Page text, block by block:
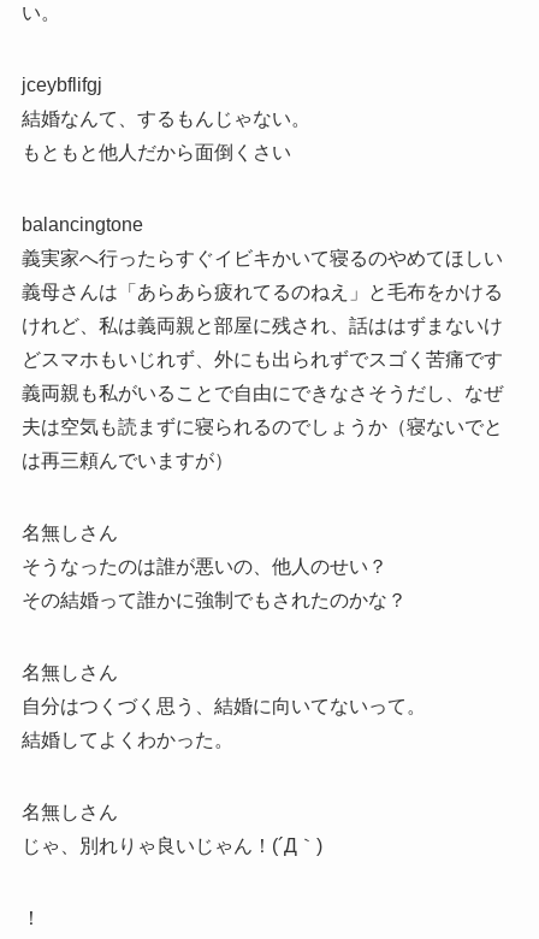
い。
jceybflifgj
結婚なんて、するもんじゃない。
もともと他人だから面倒くさい
balancingtone
義実家へ行ったらすぐイビキかいて寝るのやめてほしい
義母さんは「あらあら疲れてるのねえ」と毛布をかける
けれど、私は義両親と部屋に残され、話ははずまないけ
どスマホもいじれず、外にも出られずでスゴく苦痛です
義両親も私がいることで自由にできなさそうだし、なぜ
夫は空気も読まずに寝られるのでしょうか（寝ないでと
は再三頼んでいますが）
名無しさん
そうなったのは誰が悪いの、他人のせい？
その結婚って誰かに強制でもされたのかな？
名無しさん
自分はつくづく思う、結婚に向いてないって。
結婚してよくわかった。
名無しさん
じゃ、別れりゃ良いじゃん！(´Д｀)
！